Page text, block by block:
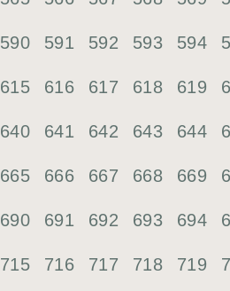
590 591 592 593 594
615 616 617 618 619
640 641 642 643 644
665 666 667 668 669
690 691 692 693 694
715 716 717 718 719